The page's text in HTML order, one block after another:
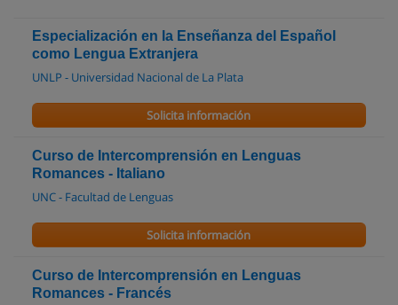
Especialización en la Enseñanza del Español
como Lengua Extranjera
UNLP - Universidad Nacional de La Plata
Solicita información
Curso de Intercomprensión en Lenguas
Romances - Italiano
UNC - Facultad de Lenguas
Solicita información
Curso de Intercomprensión en Lenguas
Romances - Francés